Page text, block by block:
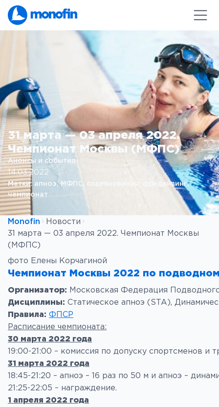
31 марта — 03 апреля 2022.
Чемпионат Москвы (МФПС)
Анонсы и события
14.03.2022
Метки: апноэ, МФПС соревнования фридайвинг ,
чемпионат
Monofin
Новости
31 марта — 03 апреля 2022. Чемпионат Москвы
(МФПС)
фото Елены Корчагиной
Чемпионат Москвы 2022 по
Организатор: Московская Федерация
Дисциплины: Статическое апноэ (STA),
Правила: ФПСР
Расписание чемпионата:
30 марта 2022 года
19:00-21:00 – комиссия по допуску спортсменов и
31 марта 2022 года
18:45-21:20 – апноэ – 16 раз по 50 м и апноэ –
21:25-22:05 – награждение.
1 апреля 2022 года